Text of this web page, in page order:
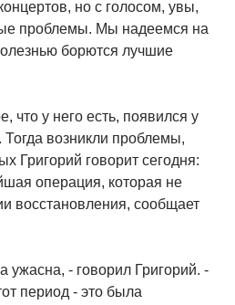
но с голосом, увы,
проблемы. Мы надеемся на
борются лучшие
что у него есть, появился у
возникли проблемы,
Григорий говорит сегодня:
операция, которая не
восстановления, сообщает
ужасна, - говорил Григорий. -
период - это была